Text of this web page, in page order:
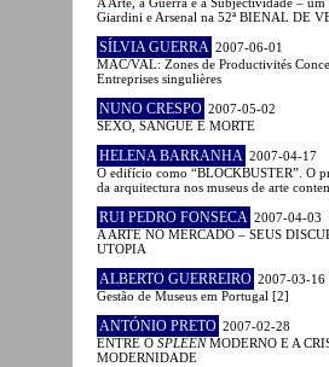
Giardini e Arsenal na 52ª BIENAL DE
SÍLVIA GUERRA 2007-06-01
MAC/VAL: Zones de Productivités
Entreprises singulières
NUNO CRESPO 2007-05-02
SEXO, SANGUE E MORTE
HELENA BARRANHA 2007-04-17
O edifício como “BLOCKBUSTER”. O
da arquitectura nos museus de arte
RUI PEDRO FONSECA 2007-04-03
A ARTE NO MERCADO – SEUS
UTOPIA
ALBERTO GUERREIRO 2007-03-16
Gestão de Museus em Portugal [2]
ANTÓNIO PRETO 2007-02-28
ENTRE O SPLEENMODERNO E A
MODERNIDADE